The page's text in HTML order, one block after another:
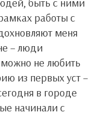
работы с
меня
– люди
не любить
из первых уст –
в городе
начинали с